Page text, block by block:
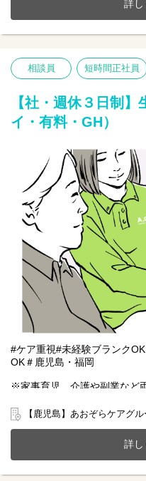
20～70代まで幅広い年齢層の
今までのご経験やスキルを当
ます。
【仕事内容】相談業務全般
〇利用者様や家族様の相談窓
〇介助サポートなど
※初めての方は先輩が丁寧に
★
詳し
相談員 短時間正社員
【社・週休３日制
イ・有料・GH）
#ケア重視#未経験ブランク
OK＃鹿児島・福岡
※家事育児、介護や副業など
鹿児島市下荒田にある有料老
20～70代まで幅広い年齢層の
今までのご経験やスキルを当
【鹿児島】あおぞらケアグ
詳し